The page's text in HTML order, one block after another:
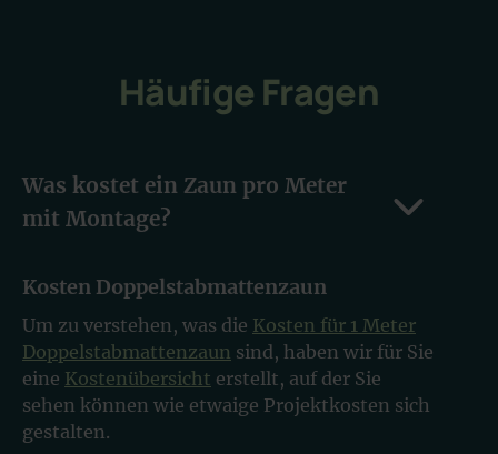
Häufige Fragen
Was kostet ein Zaun pro Meter
mit Montage?
Kosten Doppelstabmattenzaun
Um zu verstehen, was die Kosten für 1 Meter
Doppelstabmattenzaun sind, haben wir für Sie
eine Kostenübersicht erstellt, auf der Sie
sehen können wie etwaige Projektkosten sich
gestalten.